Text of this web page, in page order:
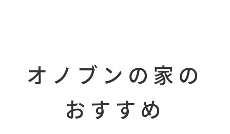
オノブンの家の
おすすめ